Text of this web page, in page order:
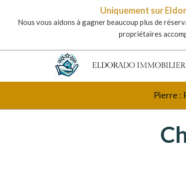
Uniquement sur
Nous vous aidons à gagner beaucoup plus de
propriétaires
Pierre :